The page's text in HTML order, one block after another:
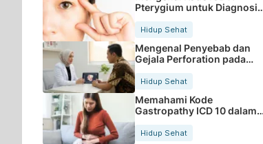
Pterygium untuk Diagnosis
Hidup Sehat
Mengenal Penyebab dan
Gejala Perforation pada
Tubuh
Hidup Sehat
Memahami Kode
Gastropathy ICD 10 dalam
Rekam Medis Pasien
Hidup Sehat